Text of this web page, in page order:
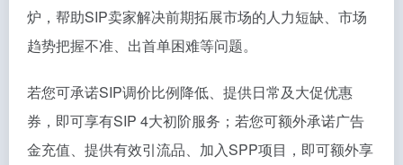
炉，帮助SIP卖家解决前期拓展市场的人力短缺、市场
趋势把握不准、出首单困难等问题。
若您可承诺SIP调价比例降低、提供日常及大促优惠
券，即可享有SIP 4大初阶服务；若您可额外承诺广告
金充值、提供有效引流品、加入SPP项目，即可额外享